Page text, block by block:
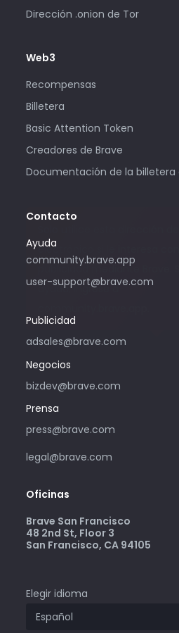
Dirección .onion de Tor
Web3
Recompensas
Billetera
Basic Attention Token
Creadores de Brave
Documentación de la billetera
Contacto
Ayuda
community.brave.app
user-support@brave.com
Publicidad
adsales@brave.com
electrónico si le interesa
publicidad mediante Brave.
ayuda, ingrese a
Negocios
bizdev@brave.com
Prensa
press@brave.com
legal@brave.com
Oficinas
Brave San Francisco
48 2nd St, Floor 3
San Francisco, CA 94105
Elegir idioma